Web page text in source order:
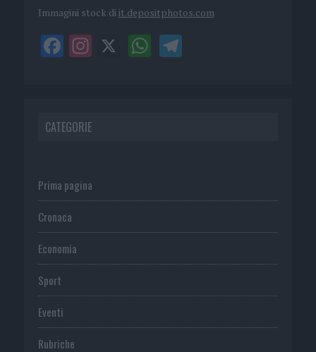
Immagini stock di it.depositphotos.com
CATEGORIE
Prima pagina
Cronaca
Economia
Sport
Eventi
Rubriche